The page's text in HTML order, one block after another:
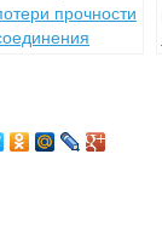
прочности